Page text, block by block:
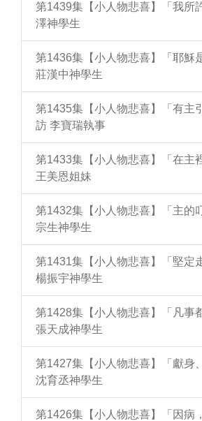
第1439集【小人物悲喜】「我所
澤神學生
第1436集【小人物悲喜】「耶穌
莊漢中神學生
第1435集【小人物悲喜】「有主
訪 李寶瑞執事
第1433集【小人物悲喜】「在主
王美恩姐妹
第1432集【小人物悲喜】「主的
宗生神學生
第1431集【小人物悲喜】「堅定
楊振宇神學生
第1428集【小人物悲喜】「凡事
張天成神學生
第1427集【小人物悲喜】「獻身
沈育丞神學生
第1426集【小人物悲喜】「因病